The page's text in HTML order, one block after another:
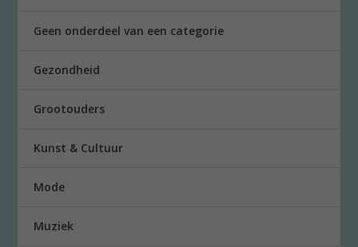
Geen onderdeel van een categorie
Gezondheid
Grootouders
Kunst & Cultuur
Mode
Muziek